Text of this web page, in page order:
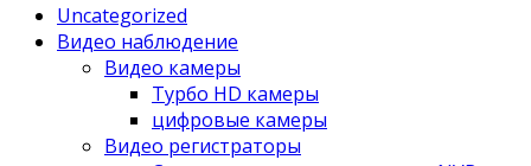
Uncategorized
Видео наблюдение
Видео камеры
Турбо HD камеры
цифровые камеры
Видео регистраторы